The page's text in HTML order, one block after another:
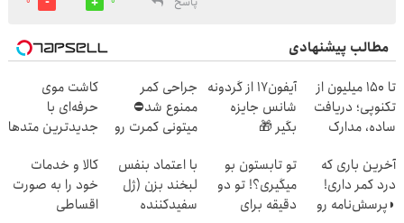
مطالب پیشنهادی
تا ۱۵۰ میلیون از
تکنوپی؛ دریافت
ساده، مدارک
آیفون17 از گردونه
شانس جایزه
بگیر 🎁
جراحی کمر
ممنوع شد⛔
میتونی کمرت رو
کنی! 👈🏻
پرسش‌نامه
کاشت موی
حرفه‌ای با
جدیدترین متدها
آخرین باری که
درد کمر داری!
◗پرسش‌نامه رو
تو تابستون بو
میگیری؟! تو دو
دقیقه برای
با اعتماد بنفس
لبخند بزن (ژل
سفیدکننده
کالا و خدمات
خود را به صورت
اقساطی